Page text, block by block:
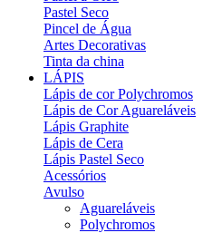
Pastel Seco
Pincel de Água
Artes Decorativas
Tinta da china
LÁPIS
Lápis de cor Polychromos
Lápis de Cor Aguareláveis
Lápis Graphite
Lápis de Cera
Lápis Pastel Seco
Acessórios
Avulso
Aguareláveis
Polychromos